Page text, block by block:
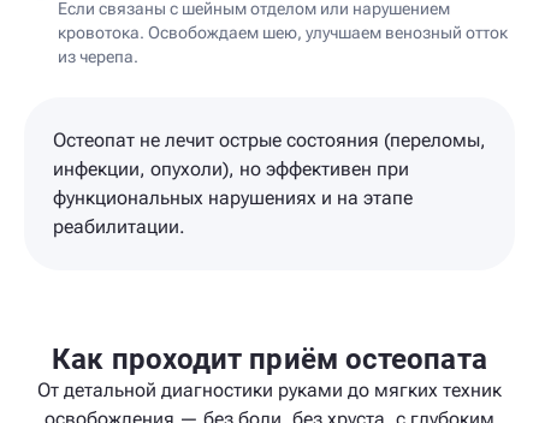
Если связаны с шейным отделом или нарушением
кровотока. Освобождаем шею, улучшаем венозный отток
из черепа.
Остеопат не лечит острые состояния (переломы,
инфекции, опухоли), но эффективен при
функциональных нарушениях и на этапе
реабилитации.
Как проходит приём остеопата
От детальной диагностики руками до мягких техник